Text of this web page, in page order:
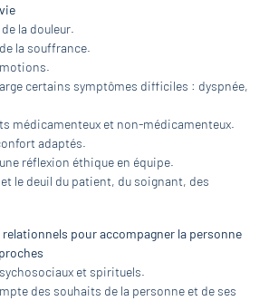
la douleur.
la souffrance.
certains symptômes difficiles : dyspnée,
médicamenteux et non-médicamenteux.
adaptés.
réflexion éthique en équipe.
le deuil du patient, du soignant, des
pour accompagner la personne
et spirituels.
des souhaits de la personne et de ses